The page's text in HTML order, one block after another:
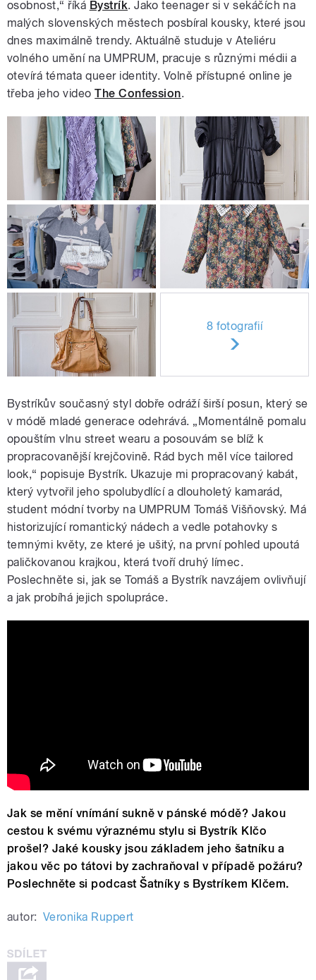
osobnost,“ říká Bystrík. Jako teenager si v sekáčích na
malých slovenských městech posbíral kousky, které jsou
dnes maximálně trendy. Aktuálně studuje v Ateliéru
volného umění na UMPRUM, pracuje s různými médii a
otevírá témata queer identity. Volně přístupné online je
třeba jeho videoThe Confession.
8 fotografií
Bystríkův současný styl dobře odráží širší posun, který se
v módě mladé generace odehrává. „Momentálně pomalu
opouštím vlnu street wearu a posouvám se blíž k
propracovanější krejčovině. Rád bych měl více tailored
look,“ popisuje Bystrík. Ukazuje mi propracovaný kabát,
který vytvořil jeho spolubydlící a dlouholetý kamarád,
student módní tvorby na UMPRUM Tomáš Višňovský. Má
historizující romantický nádech a vedle potahovky s
temnými květy, ze které je ušitý, na první pohled upoutá
paličkovanou krajkou, která tvoří druhý límec.
Poslechněte si, jak se Tomáš a Bystrík navzájem ovlivňují
a jak probíhá jejich spolupráce.
Jak se mění vnímání sukně v pánské módě? Jakou
cestou k svému výraznému stylu si Bystrík Klčo
prošel? Jaké kousky jsou základem jeho šatníku a
jakou věc po tátovi by zachraňoval v případě požáru?
Poslechněte si podcast Šatníky s Bystríkem Klčem.
autor: Veronika Ruppert